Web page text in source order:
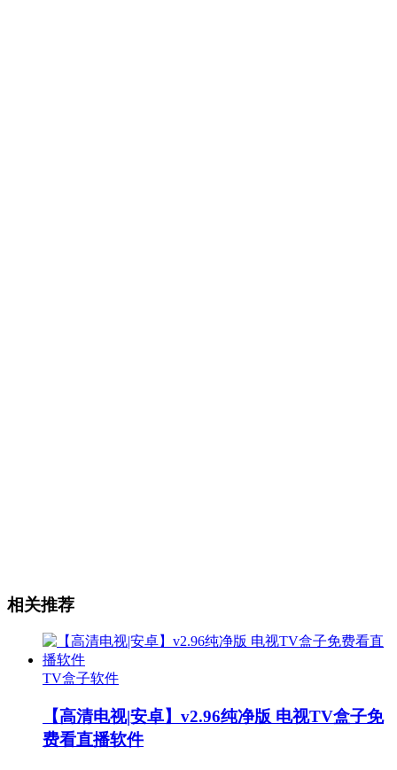
相关推荐
TV盒子软件
【高清电视|安卓】v2.96纯净版 电视TV盒子免
费看直播软件